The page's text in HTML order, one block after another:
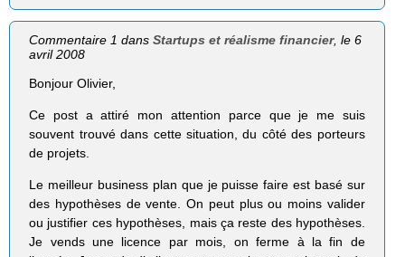
Commentaire 1 dansStartups et réalisme financier, le 6
avril 2008
Bonjour Olivier,
Ce post a attiré mon attention parce que je me suis
souvent trouvé dans cette situation, du côté des porteurs
de projets.
Le meilleur business plan que je puisse faire est basé sur
des hypothèses de vente. On peut plus ou moins valider
ou justifier ces hypothèses, mais ça reste des hypothèses.
Je vends une licence par mois, on ferme à la fin de